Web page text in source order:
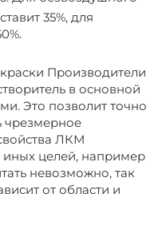
35%, для
Производители
в основной
Это позволит точно
чрезмерное
ЛКМ
иных целей, например
невозможно, так
от области и